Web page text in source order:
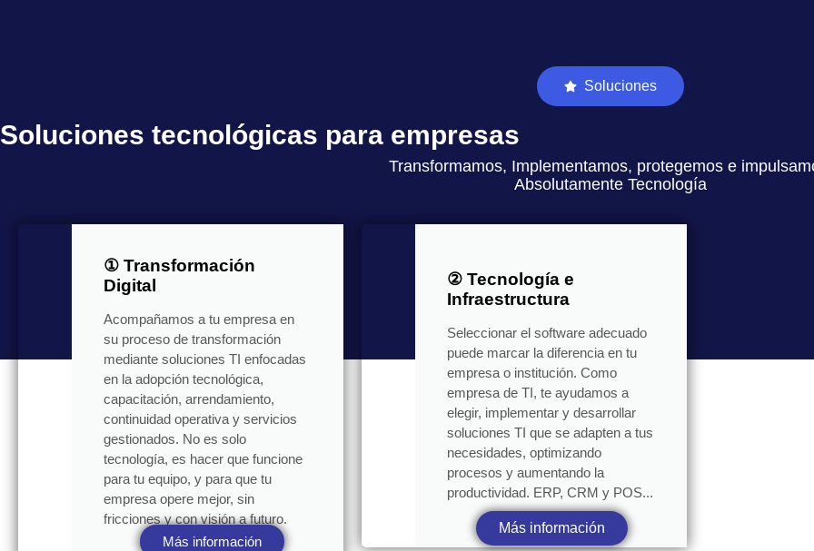
Soluciones
Soluciones tecnológicas para empresas
Transformamos, Implementamos, protegemos e
Absolutamente Tecnología
① Transformación
Digital
Acompañamos a tu empresa en
su proceso de transformación
mediante soluciones TI enfocadas
en la adopción tecnológica,
capacitación, arrendamiento,
continuidad operativa y servicios
gestionados. No es solo
tecnología, es hacer que funcione
para tu equipo, y para que tu
empresa opere mejor, sin
fricciones y con visión a futuro.
Más información
② Tecnología e
Infraestructura
Seleccionar el software adecuado
puede marcar la diferencia en tu
empresa o institución. Como
empresa de TI, te ayudamos a
elegir, implementar y desarrollar
soluciones TI que se adapten a tus
necesidades, optimizando
procesos y aumentando la
productividad. ERP, CRM y POS...
Más información